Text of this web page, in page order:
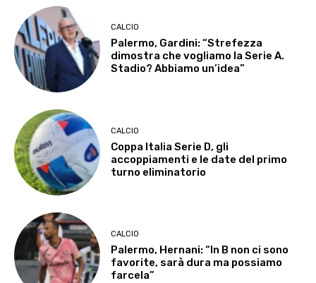
CALCIO
Palermo, Gardini: “Strefezza
dimostra che vogliamo la Serie A.
Stadio? Abbiamo un’idea”
CALCIO
Coppa Italia Serie D, gli
accoppiamenti e le date del primo
turno eliminatorio
CALCIO
Palermo, Hernani: “In B non ci sono
favorite, sarà dura ma possiamo
farcela”